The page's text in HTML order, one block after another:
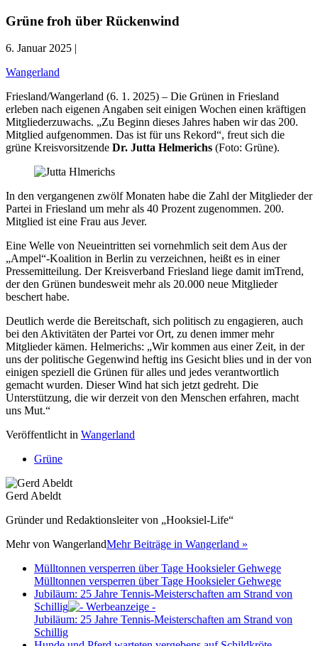
Grüne froh über Rückenwind
6. Januar 2025 |
Wangerland
Friesland/Wangerland (6. 1. 2025) – Die Grünen in Friesland
erleben nach eigenen Angaben seit einigen Wochen einen kräftigen
Mitgliederzuwachs. „Zu Beginn dieses Jahres haben wir das 200.
Mitglied aufgenommen. Das ist für uns Rekord“, freut sich die
grüne Kreisvorsitzende Dr. Jutta Helmerichs (Foto: Grüne).
In den vergangenen zwölf Monaten habe die Zahl der Mitglieder der
Partei in Friesland um mehr als 40 Prozent zugenommen. 200.
Mitglied ist eine Frau aus Jever.
Eine Welle von Neueintritten sei vornehmlich seit dem Aus der
„Ampel“-Koalition in Berlin zu verzeichnen, heißt es in einer
Pressemitteilung. Der Kreisverband Friesland liege damit imTrend,
der den Grünen bundesweit mehr als 20.000 neue Mitglieder
beschert habe.
Deutlich werde die Bereitschaft, sich politisch zu engagieren, auch
bei den Aktivitäten der Partei vor Ort, zu denen immer mehr
Mitglieder kämen. Helmerichs: „Wir kommen aus einer Zeit, in der
uns der politische Gegenwind heftig ins Gesicht blies und in der von
einigen speziell die Grünen für alles und jedes verantwortlich
gemacht wurden. Dieser Wind hat sich jetzt gedreht. Die
Unterstützung, die wir derzeit von den Menschen erfahren, macht
uns Mut.“
Veröffentlicht in Wangerland
Grüne
Gerd Abeldt
Gründer und Redaktionsleiter von „Hooksiel-Life“
Mehr von WangerlandMehr Beiträge in Wangerland »
Mülltonnen versperren über Tage Hooksieler Gehwege
Mülltonnen versperren über Tage Hooksieler Gehwege
Jubiläum: 25 Jahre Tennis-Meisterschaften am Strand von
Schillig
Jubiläum: 25 Jahre Tennis-Meisterschaften am Strand von
Schillig